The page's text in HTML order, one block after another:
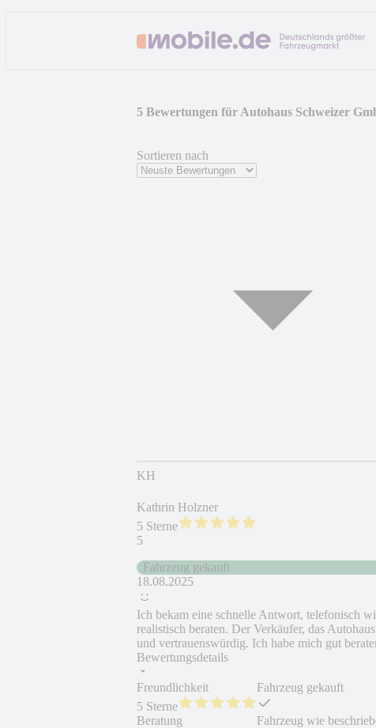
5 Bewertungen für Autohaus Schweizer
Sortieren nach
KH
Kathrin Holzner
5 Sterne
5
Fahrzeug gekauft
18.08.2025
Ich bekam eine schnelle Antwort, telefonisch
realistisch beraten. Der Verkäufer, das
und vertrauenswürdig. Ich habe mich gut
Bewertungsdetails
Freundlichkeit
5 Sterne
Beratung
Fahrzeug gekauft
Fahrzeug wie